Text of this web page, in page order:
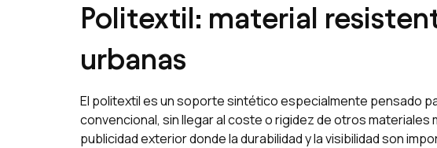
Politextil: material
urbanas
El politextil es un soporte sintético especialmente pensado
convencional, sin llegar al coste o rigidez de otros
publicidad exterior donde la durabilidad y la visibilidad son